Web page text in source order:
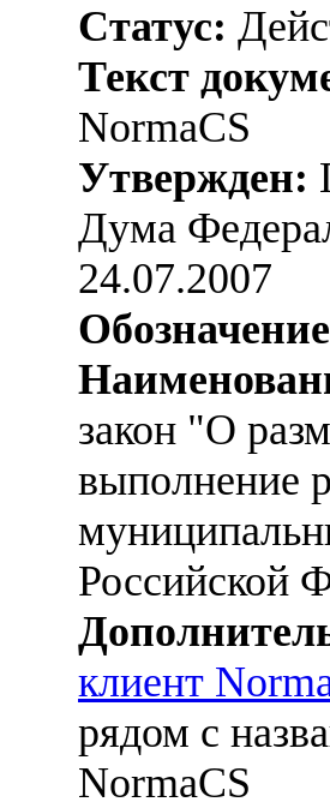
Статус:
Текст
NormaCS
Утвержден:
Дума
24.07.2007
закон "О
выполнение
Российской
клиент
рядом с
NormaCS